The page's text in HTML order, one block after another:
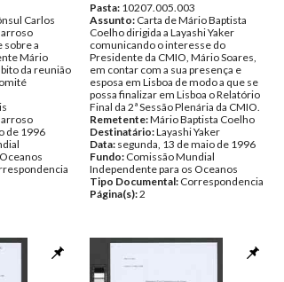
Carlos
sobre a
Mário
da reunião
de 1996
Pasta: 10207.005.003
Assunto: Carta de Mário Baptista
Coelho dirigida a Layashi Yaker
comunicando o interesse do
Presidente da CMIO, Mário Soares,
em contar com a sua presença e
esposa em Lisboa de modo a que se
possa finalizar em Lisboa o Relatório
Final da 2ª Sessão Plenária da CMIO.
Remetente:Mário Baptista Coelho
Destinatário:Layashi Yaker
Data: segunda, 13 de maio de 1996
Fundo: Comissão Mundial
Independente para os Oceanos
Tipo Documental: Correspondencia
Página(s):2